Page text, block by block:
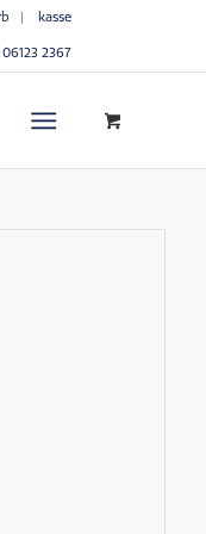
kasse
06123 2367